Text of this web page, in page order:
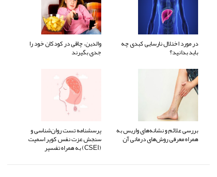
در مورد اختلال نارسایی کبدی چه
باید بدانید؟
والدین، چاقی در کودکان خود را
جدی بگیرند
بررسی علائم و نشانه‌های واریس به
همراه معرفی روش‌های درمانی آن
پرسشنامه تست روان‌شناسی و
سنجش عزت نفس کوپر اسمیت
(CSEI) به همراه تفسیر